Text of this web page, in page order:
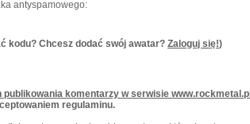
antyspamowego:
kodu? Chcesz dodać swój awatar? Zaloguj się!)
publikowania komentarzy w serwisie www.rockmetal.pl
regulaminu.